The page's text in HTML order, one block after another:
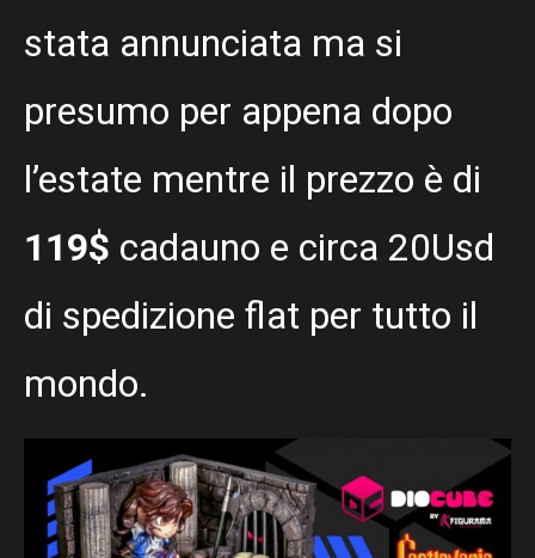
stata annunciata ma si
presumo per appena dopo
l’estate mentre il prezzo è di
119$ cadauno e circa 20Usd
di spedizione flat per tutto il
mondo.